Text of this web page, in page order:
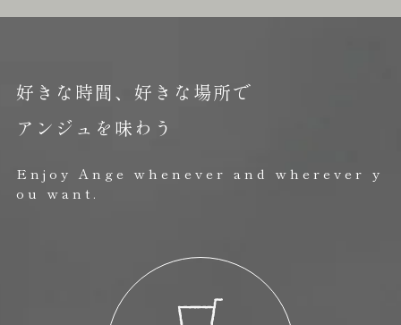
好きな時間、好きな場所で
アンジュを味わう
Enjoy Ange whenever and wherever y
ou want.